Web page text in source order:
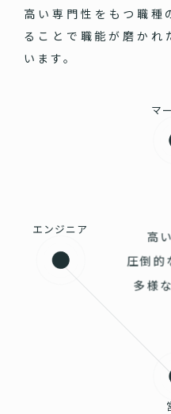
マ
エンジニア
高
圧倒的
多様
高い専門性をもつ職種
ることで職能が磨かれ
います。